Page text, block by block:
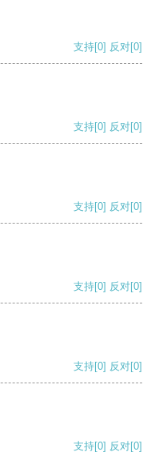
支持[0] 反对[0]
支持[0] 反对[0]
支持[0] 反对[0]
支持[0] 反对[0]
支持[0] 反对[0]
支持[0] 反对[0]